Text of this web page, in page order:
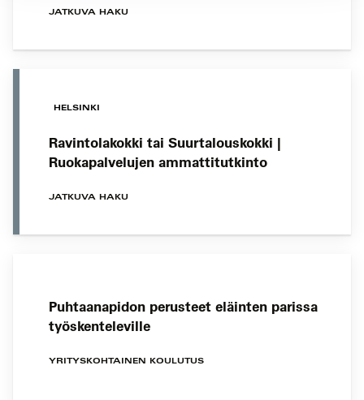
JATKUVA HAKU
HELSINKI
Ravintolakokki tai Suurtalouskokki |
Ruokapalvelujen ammattitutkinto
JATKUVA HAKU
Puhtaanapidon perusteet eläinten parissa
työskenteleville
YRITYSKOHTAINEN KOULUTUS